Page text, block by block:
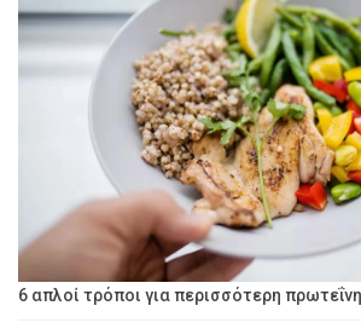
6 απλοί τρόποι για περισσότερη